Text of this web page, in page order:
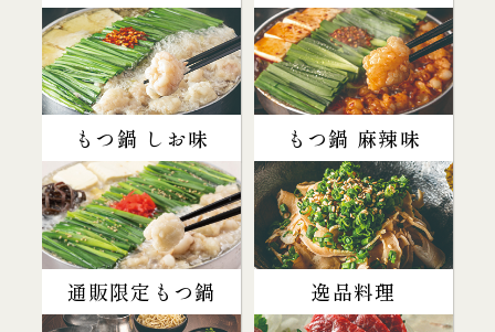
もつ鍋 しお味 もつ鍋 麻辣味
通販限定もつ鍋 逸品料理